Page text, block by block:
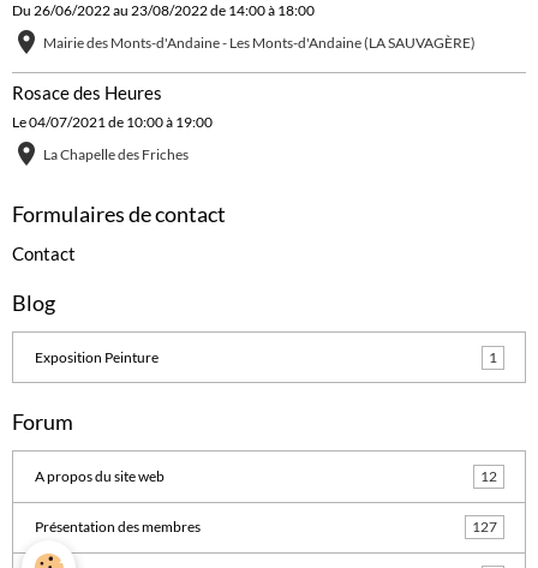
Du 26/06/2022au 23/08/2022de 14:00à 18:00
Mairie des Monts-d'Andaine - Les Monts-d'Andaine (LA SAUVAGÈRE)
Rosace des Heures
Le 04/07/2021de 10:00à 19:00
La Chapelle des Friches
Formulaires de contact
Contact
Blog
Exposition Peinture 1
Forum
A propos du site web 12
Présentation des membres 127